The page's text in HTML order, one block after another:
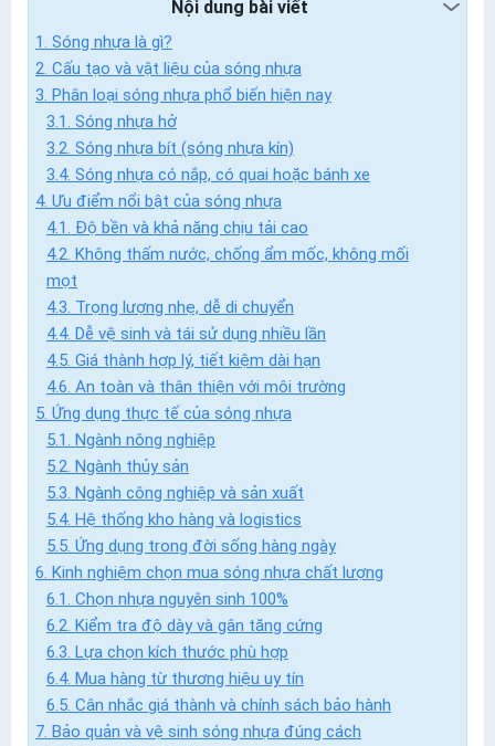
Nội dung bài viết
1. Sóng nhựa là gì?
2. Cấu tạo và vật liệu của sóng nhựa
3. Phân loại sóng nhựa phổ biến hiện nay
3.1. Sóng nhựa hở
3.2. Sóng nhựa bít (sóng nhựa kín)
3.4. Sóng nhựa có nắp, có quai hoặc bánh xe
4. Ưu điểm nổi bật của sóng nhựa
4.1. Độ bền và khả năng chịu tải cao
4.2. Không thấm nước, chống ẩm mốc, không mối
mọt
4.3. Trọng lượng nhẹ, dễ di chuyển
4.4. Dễ vệ sinh và tái sử dụng nhiều lần
4.5. Giá thành hợp lý, tiết kiệm dài hạn
4.6. An toàn và thân thiện với môi trường
5. Ứng dụng thực tế của sóng nhựa
5.1. Ngành nông nghiệp
5.2. Ngành thủy sản
5.3. Ngành công nghiệp và sản xuất
5.4. Hệ thống kho hàng và logistics
5.5. Ứng dụng trong đời sống hàng ngày
6. Kinh nghiệm chọn mua sóng nhựa chất lượng
6.1. Chọn nhựa nguyên sinh 100%
6.2. Kiểm tra độ dày và gân tăng cứng
6.3. Lựa chọn kích thước phù hợp
6.4. Mua hàng từ thương hiệu uy tín
6.5. Cân nhắc giá thành và chính sách bảo hành
7. Bảo quản và vệ sinh sóng nhựa đúng cách